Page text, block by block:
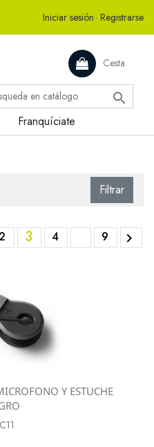
Iniciar sesión · Registrarse
Cesta

Franquíciate
Filtrar
3 4 9 
Y ESTUCHE